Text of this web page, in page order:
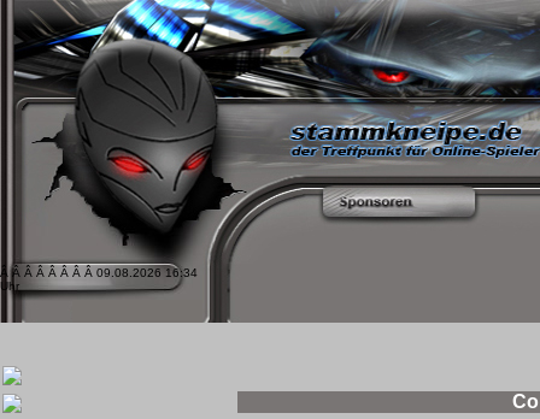
Â Â Â Â Â Â Â Â 09.08.2026 16:34
Uhr